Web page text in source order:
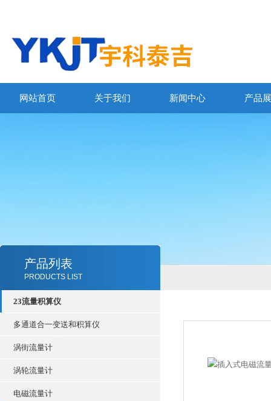
网站首页 关于我们 新闻中心 产品
产品列表
PRODUCTS LIST
23流量积算仪
多通道合一变送和积算仪
涡街流量计
涡轮流量计
电磁流量计